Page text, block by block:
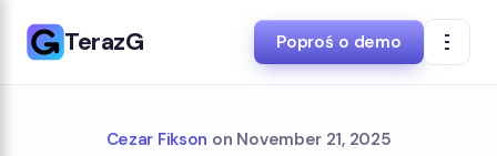
TerazG Poproś o demo
Cezar Fikson on November 21, 2025